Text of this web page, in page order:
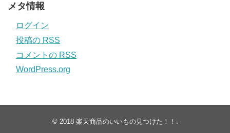
メタ情報
ログイン
投稿の RSS
コメントの RSS
WordPress.org
© 2018 楽天商品のいいもの見つけた！！ .